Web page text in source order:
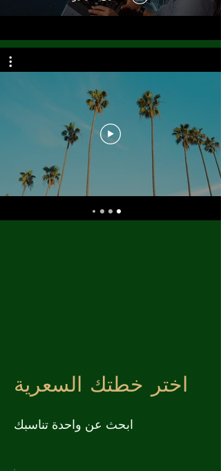
اختر خطتك السعرية
ابحث عن واحدة تناسبك